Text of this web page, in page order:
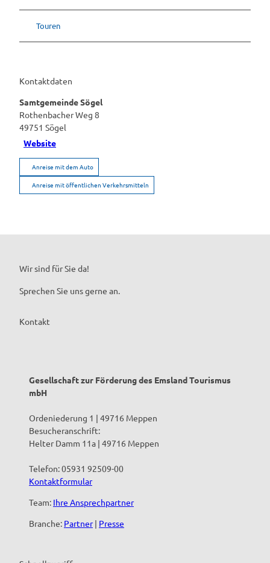
Touren
Kontaktdaten
Samtgemeinde Sögel
Rothenbacher Weg 8
49751 Sögel
Website
Anreise mit dem Auto
Anreise mit öffentlichen Verkehrsmitteln
Wir sind für Sie da!
Sprechen Sie uns gerne an.
Kontakt
Gesellschaft zur Förderung des Emsland Tourismus
mbH
Ordeniederung 1 | 49716 Meppen
Besucheranschrift:
Helter Damm 11a | 49716 Meppen
Telefon: 05931 92509-00
Kontaktformular
Team: Ihre Ansprechpartner
Branche: Partner| Presse